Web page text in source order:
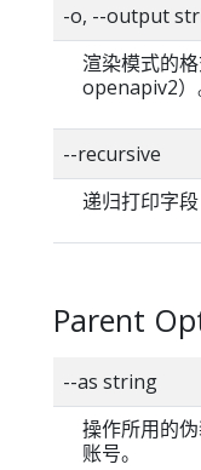
-o, --output
渲染模式的
openapiv2）
--recursive
递归打印字段
Parent
--as string
操作所用的
账号。